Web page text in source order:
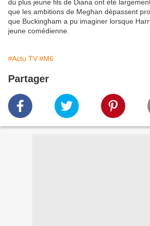
du plus jeune fils de Diana ont été
que les ambitions de Meghan dépassent
que Buckingham a pu imaginer lorsque
jeune comédienne.
#Actu TV #M6
Partager